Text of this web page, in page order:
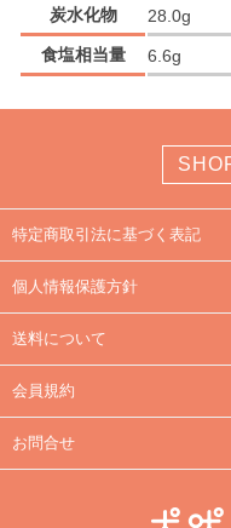
炭水化物
28.0g
食塩相当量
6.6g
特定商取引法に基づく表記
個人情報保護方針
送料について
会員規約
お問合せ